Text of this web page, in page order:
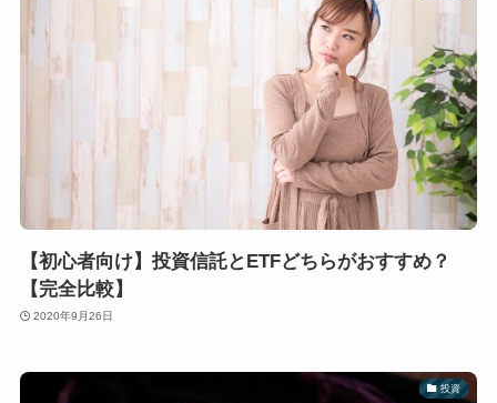
【初心者向け】投資信託とETFどちらがおすすめ？
【完全比較】
2020年9月26日
投資